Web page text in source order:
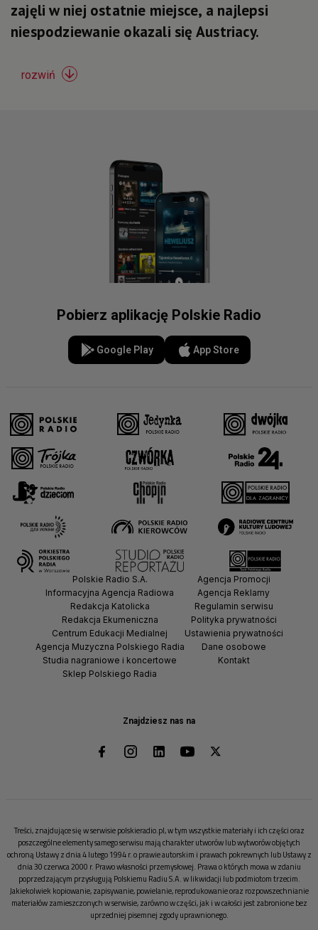
zajęli w niej ostatnie miejsce, a najlepsi
niespodziewanie okazali się Austriacy.
rozwiń 
Pobierz aplikację Polskie Radio
Google Play App Store
Znajdziesz nas na
Polskie Radio S.A.
Informacyjna Agencja Radiowa
Redakcja Katolicka
Redakcja Ekumeniczna
Centrum Edukacji Medialnej
Agencja Muzyczna Polskiego Radia
Studia nagraniowe i koncertowe
Sklep Polskiego Radia
Agencja Promocji
Agencja Reklamy
Regulamin serwisu
Polityka prywatności
Ustawienia prywatności
Dane osobowe
Kontakt
Treści, znajdujące się w serwisie polskieradio.pl, w tym wszystkie materiały i ich części oraz
poszczególne elementy samego serwisu mają charakter utworów lub wytworów objętych
ochroną Ustawy z dnia 4 lutego 1994 r. o prawie autorskim i prawach pokrewnych lub Ustawy z
dnia 30 czerwca 2000 r. Prawo własności przemysłowej. Prawa o których mowa w zdaniu
poprzedzającym przysługują Polskiemu Radiu S.A. w likwidacji lub podmiotom trzecim.
Jakiekolwiek kopiowanie, zapisywanie, powielanie, reprodukowanie oraz rozpowszechnianie
materiałów zamieszczonych w serwisie, zarówno w części, jak i w całości jest zabronione bez
uprzedniej pisemnej zgody uprawnionego.